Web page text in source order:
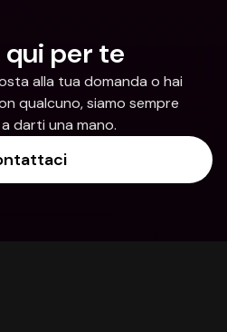
qui per te
alla tua domanda o hai
qualcuno, siamo sempre
darti una mano.